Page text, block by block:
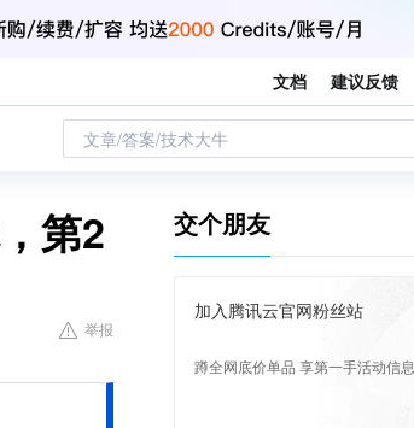
文档 建议反馈
文章/答案/技术大牛
第2
举报
交个朋友
加入腾讯云官网粉丝站
蹲全网底价单品 享第一手活动信息